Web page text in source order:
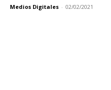
Medios Digitales - 02/02/2021